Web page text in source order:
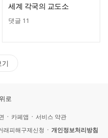
세계 각국의 교도소
댓글 11
로
카페앱
서비스 약관
래피해구제신청 개인정보처리방침